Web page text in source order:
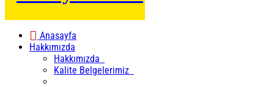
Anasayfa
Hakkımızda
Hakkımızda
Kalite Belgelerimiz